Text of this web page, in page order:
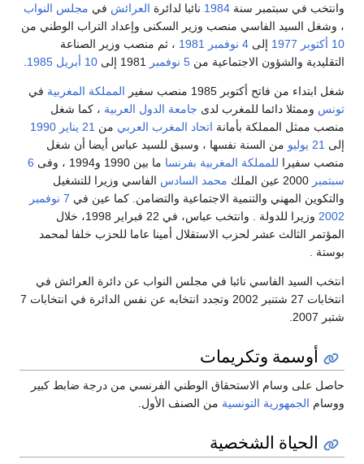
وانتخب في سبتمبر سنة 1984 نائبا لدائرة العرائش في مجلس النواب
، وشغل السيد الفاسي منصب وزير السكنى وإعداد التراب الوطني من
10 أكتوبر
1977 إلى 4 نوفمبر 1981 ، ثم منصب وزير الصناعة
التقليدية والشؤون الاجتماعية من 5 نوفمبر 10 أبريل 1985
شغل ابتداء من فاتح أكتوبر 1985 منصب سفير المملكة المغربية في
تونس وممثلا دائما للمغرب لدى جامعة الدول العربية ، كما شغل
منصب ممثل المملكة بأمانة اتحاد المغرب العربي من 21 يناير
1990
إلى 21 يوليو
من السنة نفسها ، وسبق للسيد عباس أيضا أن شغل
منصب سفيرا للمملكة المغربية بفرنسا ما بين 1990 و1994 ، وفى
6
سبتمبر
محمد السادس الفاسي وزيرا للتشغيل
والتكوين المهني والتنمية الاجتماعية والتضامن. كما عين في 7 نوفمبر
2002
وزيرا للدولة . وانتخب عباس، في 22 فبراير 1998، خلال
المؤتمر الثالث عشر لحزب الاستقلال أمينا عاما للحزب خلفا لمحمد
بوستة .
انتخب السيد الفاسي نائبا في مجلس النواب عن دائرة العرائش في
انتخابات 27 شتنبر 2002 وتجدد انتخابه عن نفس الدائرة في انتخابات 7
شتبر 2007.
أوسمة وتكريمات
حاصل على وسام الاستحقاق الوطني الفرنسي من درجة ضابط كبير
ووسام الجمهورية التونسية من الصنف الأول.
الحياة الشخصية